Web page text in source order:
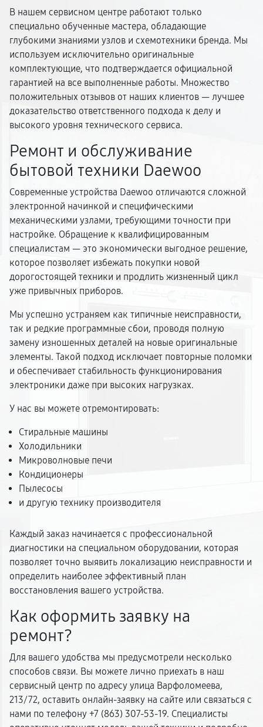
В нашем сервисном центре работают только
специально обученные мастера, обладающие
глубокими знаниями узлов и схемотехники бренда. Мы
используем исключительно оригинальные
комплектующие, что подтверждается официальной
гарантией на все выполненные работы. Множество
положительных отзывов от наших клиентов — лучшее
доказательство ответственного подхода к делу и
высокого уровня технического сервиса.
Ремонт и обслуживание
бытовой техники Daewoo
Современные устройства Daewoo отличаются сложной
электронной начинкой и специфическими
механическими узлами, требующими точности при
настройке. Обращение к квалифицированным
специалистам — это экономически выгодное решение,
которое позволяет избежать покупки новой
дорогостоящей техники и продлить жизненный цикл
уже привычных приборов.
Мы успешно устраняем как типичные неисправности,
так и редкие программные сбои, проводя полную
замену изношенных деталей на новые оригинальные
элементы. Такой подход исключает повторные поломки
и обеспечивает стабильность функционирования
электроники даже при высоких нагрузках.
У нас вы можете отремонтировать:
Стиральные машины
Холодильники
Микроволновые печи
Кондиционеры
Пылесосы
и другую технику производителя
Каждый заказ начинается с профессиональной
диагностики на специальном оборудовании, которая
позволяет точно выявить локализацию неисправности и
определить наиболее эффективный план
восстановления вашего устройства.
Как оформить заявку на
ремонт?
Для вашего удобства мы предусмотрели несколько
способов связи. Вы можете лично приехать в наш
сервисный центр по адресу улица Варфоломеева,
213/72, оставить онлайн-заявку на сайте или связаться с
нами по телефону +7 (863) 307-53-19. Специалисты